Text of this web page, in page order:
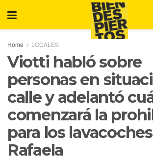
Home LOCALES
Viotti habló sobre
personas en
calle y adelantó
comenzará la
para los
Rafaela